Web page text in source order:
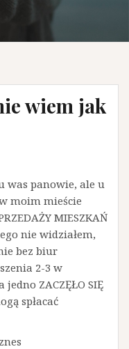
wiem jak
was panowie, ale u
moim mieście
MIESZKAŃ
nie widziałem,
bez biur
2-3 w
ZACZĘŁO SIĘ
spłacać